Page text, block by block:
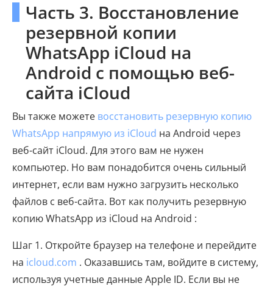
Часть 3. Восстановление
резервной копии
WhatsApp iCloud на
Android с помощью веб-
сайта iCloud
Вы также можете восстановить резервную копию
WhatsApp напрямую из iCloud на Android через
веб-сайт iCloud. Для этого вам не нужен
компьютер. Но вам понадобится очень сильный
интернет, если вам нужно загрузить несколько
файлов с веб-сайта. Вот как получить резервную
копию WhatsApp из iCloud на Android :
Шаг 1. Откройте браузер на телефоне и перейдите
на icloud.com . Оказавшись там, войдите в систему,
используя учетные данные Apple ID. Если вы не